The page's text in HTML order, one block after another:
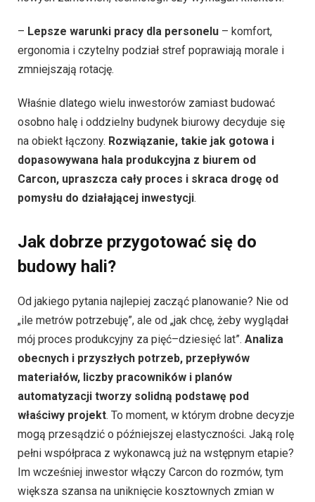
– Lepsze warunki pracy dla personelu – komfort,
ergonomia i czytelny podział stref poprawiają morale i
zmniejszają rotację.
Właśnie dlatego wielu inwestorów zamiast budować
osobno halę i oddzielny budynek biurowy decyduje się
na obiekt łączony. Rozwiązanie, takie jak gotowa i
dopasowywana hala produkcyjna z biurem od
Carcon, upraszcza cały proces i skraca drogę od
pomysłu do działającej inwestycji.
Jak dobrze przygotować się do
budowy hali?
Od jakiego pytania najlepiej zacząć planowanie? Nie od
„ile metrów potrzebuję”, ale od „jak chcę, żeby wyglądał
mój proces produkcyjny za pięć–dziesięć lat”. Analiza
obecnych i przyszłych potrzeb, przepływów
materiałów, liczby pracowników i planów
automatyzacji tworzy solidną podstawę pod
właściwy projekt. To moment, w którym drobne decyzje
mogą przesądzić o późniejszej elastyczności. Jaką rolę
pełni współpraca z wykonawcą już na wstępnym etapie?
Im wcześniej inwestor włączy Carcon do rozmów, tym
większa szansa na uniknięcie kosztownych zmian w